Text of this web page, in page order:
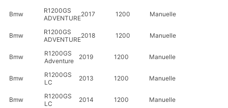
Bmw
R1200GS
ADVENTURE2017 1200 Manuelle
Bmw
R1200GS
ADVENTURE2018 1200 Manuelle
Bmw
R1200GS
Adventure
2019 1200 Manuelle
Bmw
R1200GS
LC
2013 1200 Manuelle
Bmw
R1200GS
LC
2014 1200 Manuelle